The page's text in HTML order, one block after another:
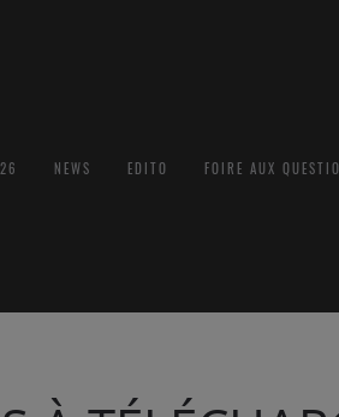
NEWS EDITO FOIRE AUX